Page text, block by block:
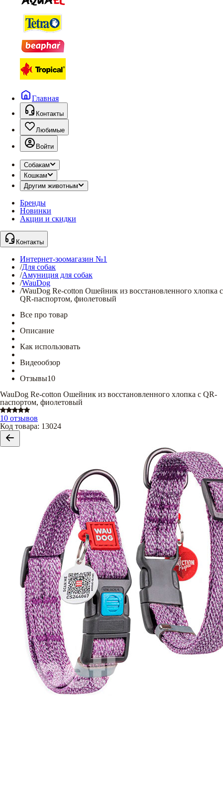
Главная
Контакты
Любимые
Войти
Собакам
Кошкам
Другим животным
Бренды
Новинки
Акции и скидки
Контакты
Интернет-зоомагазин №1
/Для собак
/Амуниция для собак
/WauDog
/WauDog Re-cotton Ошейник из восстановленного хлопка с
QR-паспортом, фиолетовый
Все про товар
Описание
Как использовать
Видеообзор
Отзывы10
WauDog Re-cotton Ошейник из восстановленного хлопка с QR-
паспортом, фиолетовый
10 отзывов
Код товара: 13024